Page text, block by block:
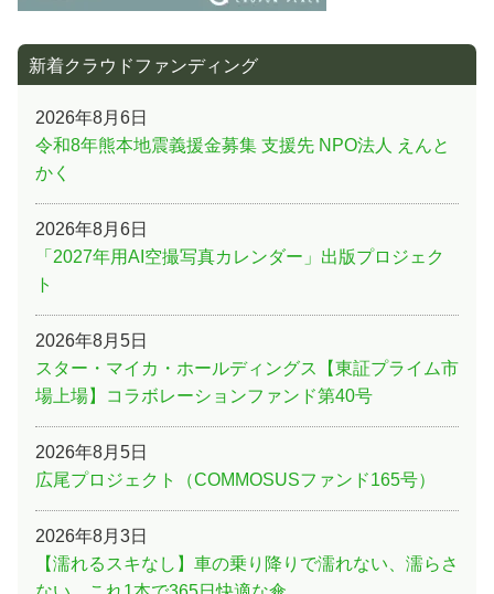
新着クラウドファンディング
2026年8月6日
令和8年熊本地震義援金募集 支援先 NPO法人 えんと
かく
2026年8月6日
「2027年用AI空撮写真カレンダー」出版プロジェク
ト
2026年8月5日
スター・マイカ・ホールディングス【東証プライム市
場上場】コラボレーションファンド第40号
2026年8月5日
広尾プロジェクト（COMMOSUSファンド165号）
2026年8月3日
【濡れるスキなし】車の乗り降りで濡れない、濡らさ